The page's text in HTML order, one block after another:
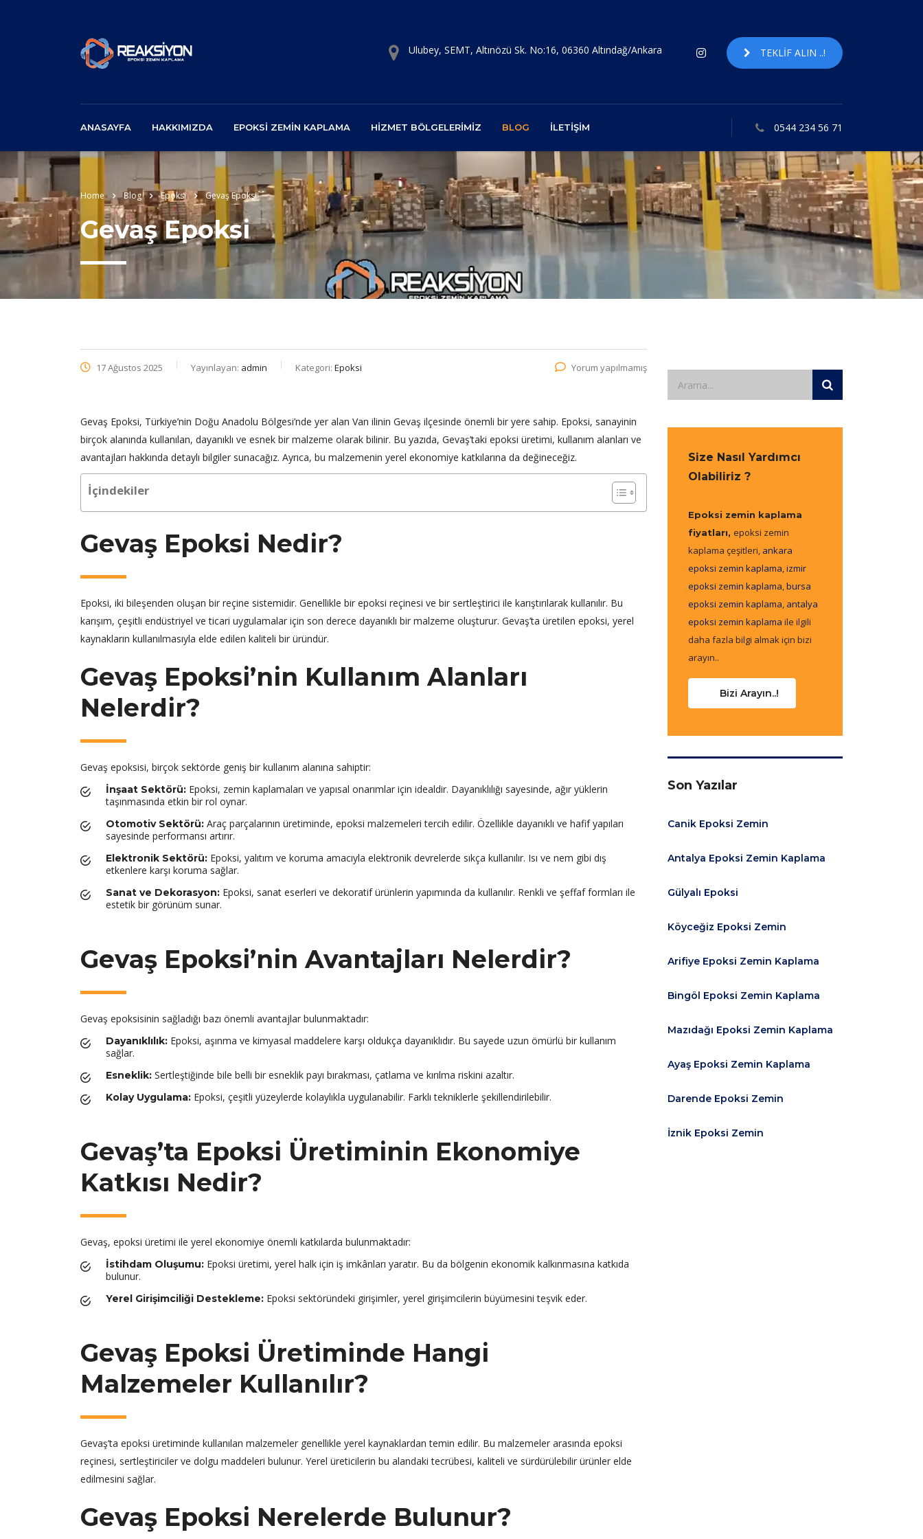
Ulubey, SEMT, Altınözü Sk. No:16, 06360 Altındağ/Ankara TEKLIF ALIN ..!
ANASAYFA HAKKIMIZDA EPOKSI ZEMIN KAPLAMA HIZMET BÖLGELERIMIZ BLOG İLETIŞIM 0544 234 56 71
Home Blog Epoksi Gevaş Epoksi
Gevaş Epoksi
17 Ağustos 2025 Yayınlayan: admin Kategori: Epoksi Yorum yapılmamış
Gevaş Epoksi, Türkiye’nin Doğu Anadolu Bölgesi’nde yer alan Van ilinin Gevaş ilçesinde önemli bir yere sahip. Epoksi, sanayinin
birçok alanında kullanılan, dayanıklı ve esnek bir malzeme olarak bilinir. Bu yazıda, Gevaş’taki epoksi üretimi, kullanım alanları ve
avantajları hakkında detaylı bilgiler sunacağız. Ayrıca, bu malzemenin yerel ekonomiye katkılarına da değineceğiz.
İçindekiler
Gevaş Epoksi Nedir?
Epoksi, iki bileşenden oluşan bir reçine sistemidir. Genellikle bir epoksi reçinesi ve bir sertleştirici ile karıştırılarak kullanılır. Bu
karışım, çeşitli endüstriyel ve ticari uygulamalar için son derece dayanıklı bir malzeme oluşturur. Gevaş’ta üretilen epoksi, yerel
kaynakların kullanılmasıyla elde edilen kaliteli bir üründür.
Gevaş Epoksi’nin Kullanım Alanları
Nelerdir?
Gevaş epoksisi, birçok sektörde geniş bir kullanım alanına sahiptir:
İnşaat Sektörü: Epoksi, zemin kaplamaları ve yapısal onarımlar için idealdir. Dayanıklılığı sayesinde, ağır yüklerin
taşınmasında etkin bir rol oynar.
Otomotiv Sektörü: Araç parçalarının üretiminde, epoksi malzemeleri tercih edilir. Özellikle dayanıklı ve hafif yapıları
sayesinde performansı artırır.
Elektronik Sektörü: Epoksi, yalıtım ve koruma amacıyla elektronik devrelerde sıkça kullanılır. Isı ve nem gibi dış
etkenlere karşı koruma sağlar.
Sanat ve Dekorasyon: Epoksi, sanat eserleri ve dekoratif ürünlerin yapımında da kullanılır. Renkli ve şeffaf formları ile
estetik bir görünüm sunar.
Gevaş Epoksi’nin Avantajları Nelerdir?
Gevaş epoksisinin sağladığı bazı önemli avantajlar bulunmaktadır:
Dayanıklılık: Epoksi, aşınma ve kimyasal maddelere karşı oldukça dayanıklıdır. Bu sayede uzun ömürlü bir kullanım
sağlar.
Esneklik: Sertleştiğinde bile belli bir esneklik payı bırakması, çatlama ve kırılma riskini azaltır.
Kolay Uygulama: Epoksi, çeşitli yüzeylerde kolaylıkla uygulanabilir. Farklı tekniklerle şekillendirilebilir.
Gevaş’ta Epoksi Üretiminin Ekonomiye
Katkısı Nedir?
Gevaş, epoksi üretimi ile yerel ekonomiye önemli katkılarda bulunmaktadır:
İstihdam Oluşumu: Epoksi üretimi, yerel halk için iş imkânları yaratır. Bu da bölgenin ekonomik kalkınmasına katkıda
bulunur.
Yerel Girişimciliği Destekleme: Epoksi sektöründeki girişimler, yerel girişimcilerin büyümesini teşvik eder.
Gevaş Epoksi Üretiminde Hangi
Malzemeler Kullanılır?
Gevaş’ta epoksi üretiminde kullanılan malzemeler genellikle yerel kaynaklardan temin edilir. Bu malzemeler arasında epoksi
reçinesi, sertleştiriciler ve dolgu maddeleri bulunur. Yerel üreticilerin bu alandaki tecrübesi, kaliteli ve sürdürülebilir ürünler elde
edilmesini sağlar.
Gevaş Epoksi Nerelerde Bulunur?
Size Nasıl Yardımcı
Olabiliriz ?
Epoksi zemin kaplama
fiyatları, epoksi zemin
kaplama çeşitleri, ankara
epoksi zemin kaplama,izmir
epoksi zemin kaplama,bursa
epoksi zemin kaplama, antalya
epoksi zemin kaplama ile ilgili
daha fazla bilgi almak için bizi
arayın..
Bizi Arayın..!
Son Yazılar
Canik Epoksi Zemin
Antalya Epoksi Zemin Kaplama
Gülyalı Epoksi
Köyceğiz Epoksi Zemin
Arifiye Epoksi Zemin Kaplama
Bingöl Epoksi Zemin Kaplama
Mazıdağı Epoksi Zemin Kaplama
Ayaş Epoksi Zemin Kaplama
Darende Epoksi Zemin
İznik Epoksi Zemin